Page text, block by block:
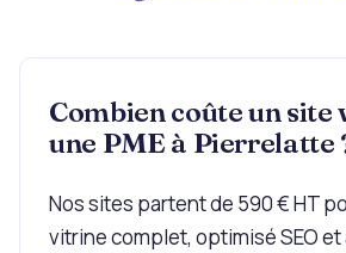
Combien coûte un site
une PME à Pierrelatte
Nos sites partent de 590 € HT
vitrine complet, optimisé SEO